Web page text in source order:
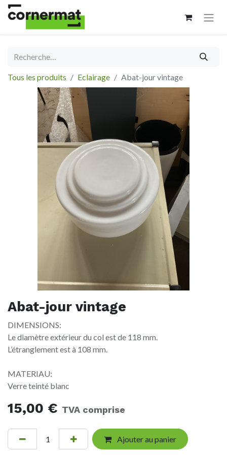
Tous les produits Eclairage Abat-jour vintage
Abat-jour vintage
DIMENSIONS:
Le diamètre extérieur du col est de 118 mm.
L’étranglement est à 108 mm.
MATERIAU:
Verre teinté blanc
15,00 € TVA comprise
Ajouter au panier